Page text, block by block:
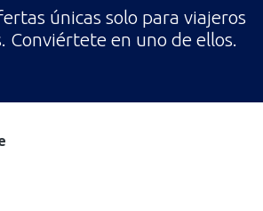
únicas solo para viajeros
Conviértete en uno de ellos.